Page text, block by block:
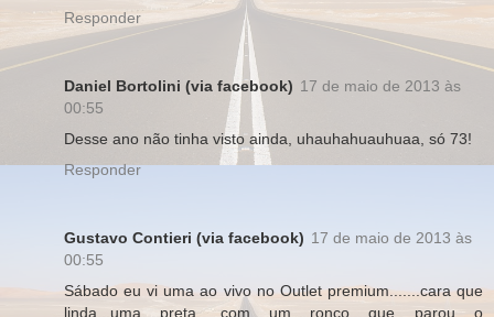
Responder
Daniel Bortolini (via facebook) 17 de maio de 2013 às
00:55
Desse ano não tinha visto ainda, uhauhahuauhuaa, só 73!
Responder
Gustavo Contieri (via facebook) 17 de maio de 2013 às
00:55
Sábado eu vi uma ao vivo no Outlet premium.......cara que
linda...uma preta, com um ronco que parou o